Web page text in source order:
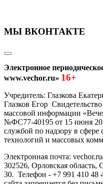
МЫ ВКОНТАКТЕ
Электронное
www.vechor.ru» 16+
Учредитель: Глазкова
Глазков Егор
массовой информации
№ФС77-40195 от 15 июня
службой по надзору в
технологий и массовых
Электронная почта:
302526, Орловская область,
30. Телефон - +7 991 410 48